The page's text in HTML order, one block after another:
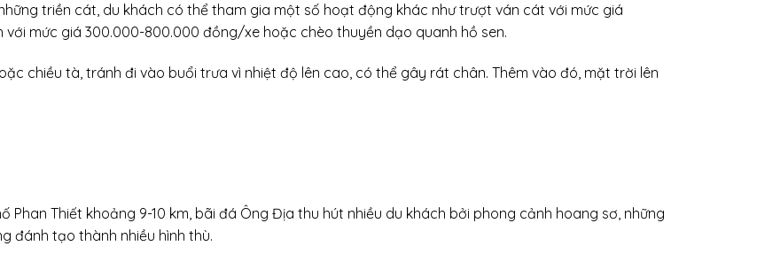
triền cát, du khách có thể tham gia một số hoạt động khác như trượt ván cát với mức giá
mức giá 300.000-800.000 đồng/xe hoặc chèo thuyền dạo quanh hồ sen.
chiều tà, tránh đi vào buổi trưa vì nhiệt độ lên cao, có thể gây rát chân. Thêm vào đó, mặt trời lên
Thiết khoảng 9-10 km, bãi đá Ông Địa thu hút nhiều du khách bởi phong cảnh hoang sơ, những
đánh tạo thành nhiều hình thù.